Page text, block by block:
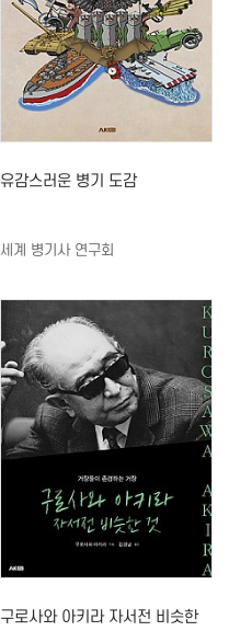
유감스러운 병기 도감
세계 병기사 연구회
구로사와 아키라 자서전 비슷한